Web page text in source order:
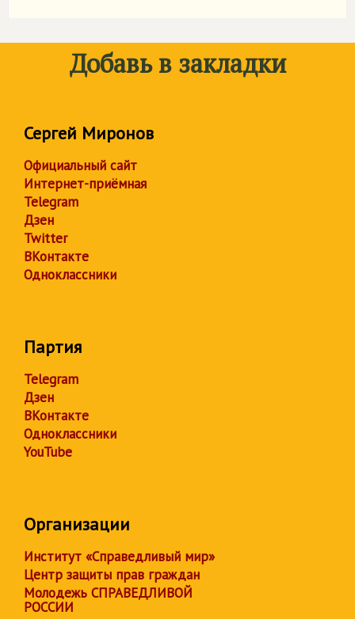
Добавь в закладки
Сергей Миронов
Официальный сайт
Интернет-приёмная
Telegram
Дзен
Twitter
ВКонтакте
Одноклассники
Партия
Telegram
Дзен
ВКонтакте
Одноклассники
YouTube
Организации
Институт «Справедливый мир»
Центр защиты прав граждан
Молодежь СПРАВЕДЛИВОЙ
РОССИИ